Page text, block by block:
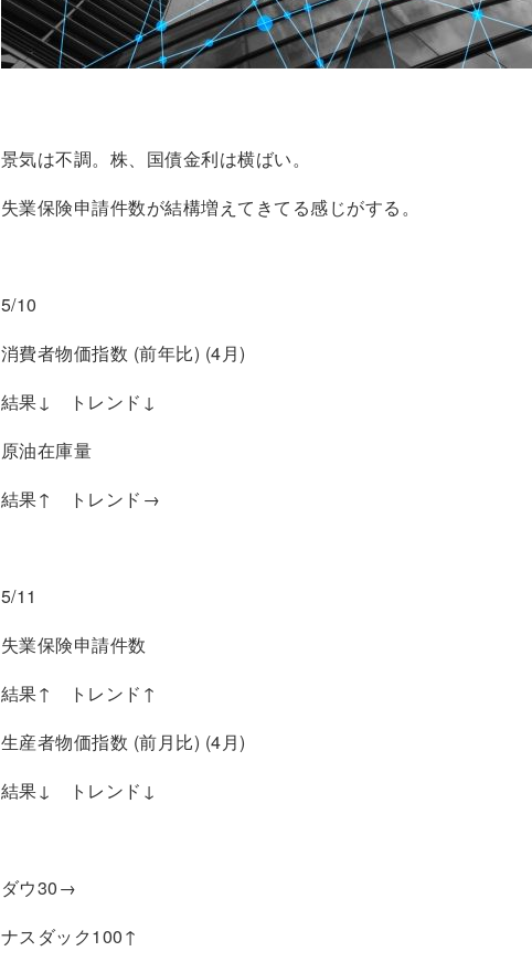
景気は不調。株、国債金利は横ばい。
失業保険申請件数が結構増えてきてる感じがする。
5/10
消費者物価指数 (前年比) (4月)
結果↓ トレンド↓
原油在庫量
結果↑ トレンド→
5/11
失業保険申請件数
結果↑ トレンド↑
生産者物価指数 (前月比) (4月)
結果↓ トレンド↓
ダウ30→
ナスダック100↑